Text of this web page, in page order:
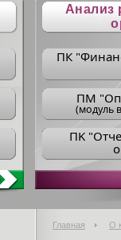
Анализ
ПК
ПM
(модуль
ПK
Главная О